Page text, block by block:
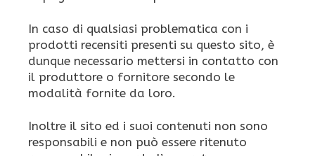
In caso di qualsiasi problematica con i
prodotti recensiti presenti su questo sito, è
dunque necessario mettersi in contatto con
il produttore o fornitore secondo le
modalità fornite da loro.
Inoltre il sito ed i suoi contenuti non sono
responsabili e non può essere ritenuto